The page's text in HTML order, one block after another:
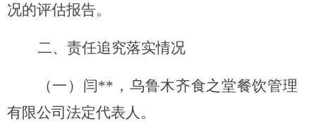
况的评估报告。
二、责任追究落实情况
（一） 闫** ，乌鲁木齐食之堂餐饮管理
有限公司法定代表人 。